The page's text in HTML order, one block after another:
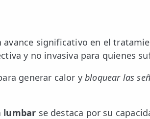
avance significativo en el
y no invasiva para quienes
generar calor ybloquear las
lumbar se destaca por su